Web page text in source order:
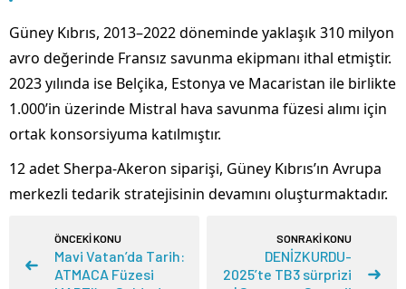
Güney Kıbrıs, 2013–2022 döneminde yaklaşık 310 milyon
avro değerinde Fransız savunma ekipmanı ithal etmiştir.
2023 yılında ise Belçika, Estonya ve Macaristan ile birlikte
1.000’in üzerinde Mistral hava savunma füzesi alımı için
ortak konsorsiyuma katılmıştır.
12 adet Sherpa-Akeron siparişi, Güney Kıbrıs’ın Avrupa
merkezli tedarik stratejisinin devamını oluşturmaktadır.
ÖNCEKİ KONU
Mavi Vatan’da Tarih:
ATMACA Füzesi
SONRAKİ KONU
DENİZKURDU-
2025’te TB3 sürprizi